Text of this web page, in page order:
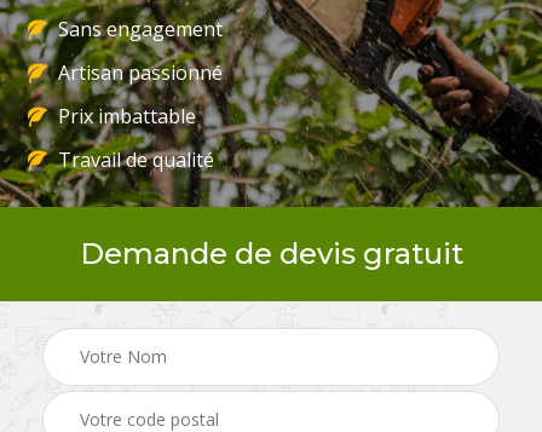
Sans engagement
Artisan passionné
Prix imbattable
Travail de qualité
Demande de devis gratuit